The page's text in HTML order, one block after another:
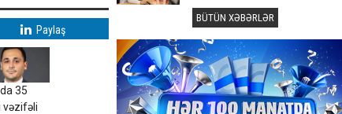
Paylaş
35
vəzifəli
BÜTÜN XƏBƏRLƏR